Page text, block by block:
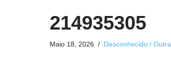
214935305
Maio 18, 2026 Desconhecido / Outra